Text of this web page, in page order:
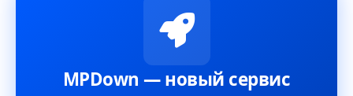
MPDown — новый сервис